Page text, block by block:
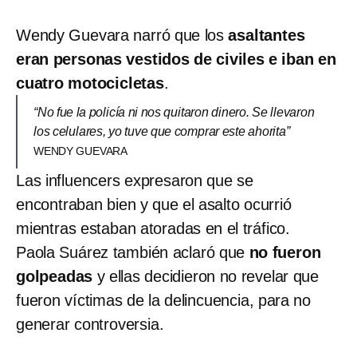
Wendy Guevara narró que losasaltantes
eran personas vestidos de civiles e iban en
cuatro motocicletas.
“No fue la policía ni nos quitaron dinero. Se llevaron
los celulares, yo tuve que comprar este ahorita”
WENDY GUEVARA
Las influencers expresaron que se
encontraban bien y que el asalto ocurrió
mientras estaban atoradas en el tráfico.
Paola Suárez también aclaró que no fueron
golpeadas y ellas decidieron no revelar que
fueron víctimas de la delincuencia, para no
generar controversia.